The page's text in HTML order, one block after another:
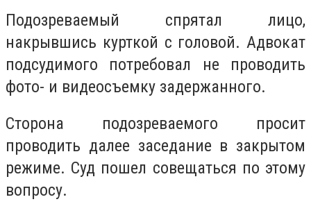
Подозреваемый спрятал лицо,
накрывшись курткой с головой. Адвокат
подсудимого потребовал не проводить
фото- и видеосъемку задержанного.
Сторона подозреваемого просит
проводить далее заседание в закрытом
режиме. Суд пошел совещаться по этому
вопросу.